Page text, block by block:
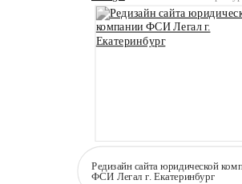
Редизайн сайта юридической
ФСИ Легал г. Екатеринбург